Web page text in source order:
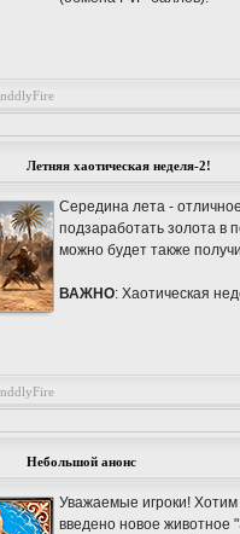
Летняя хаотическая неделя-2!
Середина лета -
подзаработать золота в
можно будет также
ВАЖНО: Хаотическая
Небольшой анонс
Уважаемые игроки!
введено новое животное